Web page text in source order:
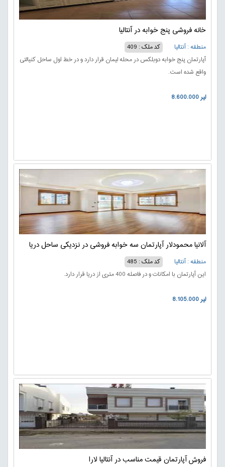
خانه فروشی پنج خوابه در آنتالیا
منطقه : آنتالیا
کد ملک : 409
آپارتمان پنج خوابه دوبلکس در محله لیمان قرار دارد و در خط اول ساحل کنیالتی
واقع شده است.
8.600.000 لیر
آلانیا محمودلار آپارتمان سه خوابه فروشی در نزدیکی ساحل دریا
منطقه : آنتالیا
کد ملک : 485
این آپارتمان با امکانات و در فاصله 400 متری از دریا قرار دارد.
8.105.000 لیر
فروش آپارتمان قیمت مناسب در آنتالیا لارا